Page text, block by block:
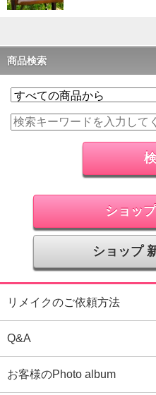
商品検索
ショッ
ショップ
リメイクのご依頼方法
Q&A
お客様のPhoto album